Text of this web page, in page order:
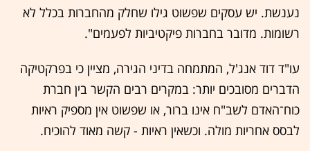
נענשת. יש עסקים שפשוט גילו שחלק מהחברות בכלל לא
רשומות. מדובר בחברות פיקטיביות לפעמים".
עו"ד דוד אנג'ל, המתמחה בדיני הגירה, מציין כי בפרקטיקה
הדברים מסובכים יותר: במקרים רבים הקשר בין חברת
כוח־האדם לשב"ח אינו ברור, או שפשוט אין מספיק ראיות
לבסס אחריות מולה. וכשאין ראיות - קשה מאוד להוכיח.